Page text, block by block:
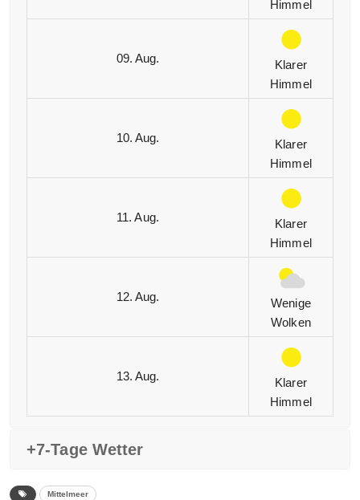
Himmel
09. Aug.
Klarer
Himmel
10. Aug.
Klarer
Himmel
11. Aug.
Klarer
Himmel
12. Aug.
Wenige
Wolken
13. Aug.
Klarer
Himmel
+7-Tage Wetter
Mittelmeer